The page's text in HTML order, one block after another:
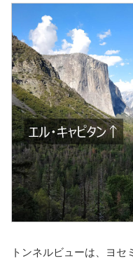
トンネルビューは、ヨセ